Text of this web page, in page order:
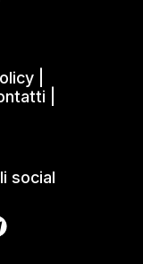
social